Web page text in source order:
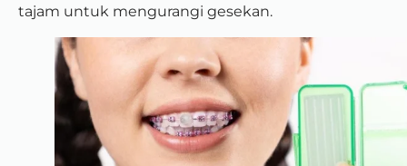
tajam untuk mengurangi gesekan.